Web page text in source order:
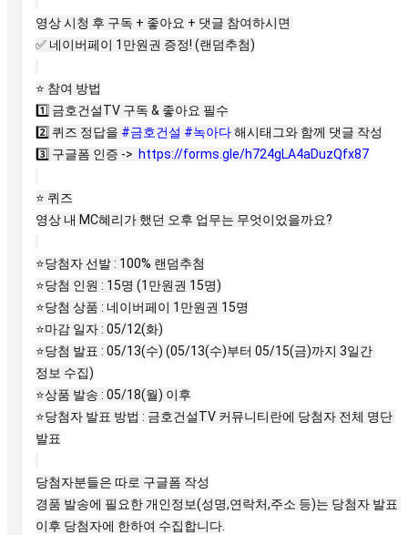
✅ 네이버페이 1만원권 증정! (랜덤추첨)
⭐️ 참여 방법
1️⃣ 금호건설TV 구독 & 좋아요 필수
2️⃣ 퀴즈 정답을 #금호건설 #녹아다 해시태그와 함께 댓글 작성
3️⃣ 구글폼 인증 -> https://forms.gle/h724gLA4aDuzQfx87
⭐️ 퀴즈
영상 내 MC혜리가 했던 오후 업무는 무엇이었을까요?
⭐️당첨자 선발 : 100% 랜덤추첨
⭐️당첨 인원 : 15명 (1만원권 15명)
⭐️당첨 상품 : 네이버페이 1만원권 15명
⭐️마감 일자 : 05/12(화)
⭐️당첨 발표 : 05/13(수) (05/13(수)부터 05/15(금)까지 3일간
정보 수집)
⭐️상품 발송 : 05/18(월) 이후
⭐️당첨자 발표 방법 : 금호건설TV 커뮤니티란에 당첨자 전체 명단
발표
당첨자분들은 따로 구글폼 작성
경품 발송에 필요한 개인정보(성명,연락처,주소 등)는 당첨자 발표
이후 당첨자에 한하여 수집합니다.